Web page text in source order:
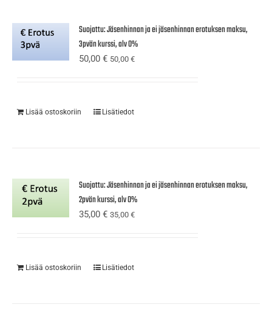
Suojattu: Jäsenhinnan ja ei jäsenhinnan erotuksen maksu,
3pvän kurssi, alv 0%
50,00€ 50,00€
Lisää ostoskoriin Lisätiedot
Suojattu: Jäsenhinnan ja ei jäsenhinnan erotuksen maksu,
2pvän kurssi, alv 0%
35,00€ 35,00€
Lisää ostoskoriin Lisätiedot